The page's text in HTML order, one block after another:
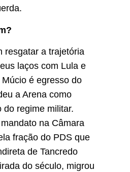
resgatar a trajetória
laços com Lula e
é egresso do
a Arena como
do regime militar.
na Câmara
fração do PDS que
de Tancredo
do século, migrou